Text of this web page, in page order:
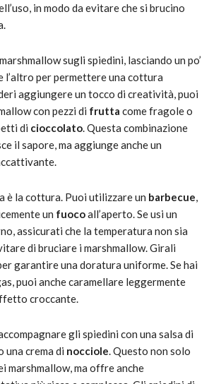
in modo da evitare che si brucino
sugli spiedini, lasciando un po’
l’altro per permettere una cottura
aggiungere un tocco di creatività, puoi
con pezzi di frutta come fragole o
di cioccolato. Questa combinazione
il sapore, ma aggiunge anche un
è la cottura. Puoi utilizzare un barbecue,
un fuocoall’aperto. Se usi un
assicurati che la temperatura non sia
di bruciare i marshmallow. Girali
garantire una doratura uniforme. Se hai
puoi anche caramellare leggermente
croccante.
gli spiedini con una salsa di
una crema di nocciole. Questo non solo
marshmallow, ma offre anche